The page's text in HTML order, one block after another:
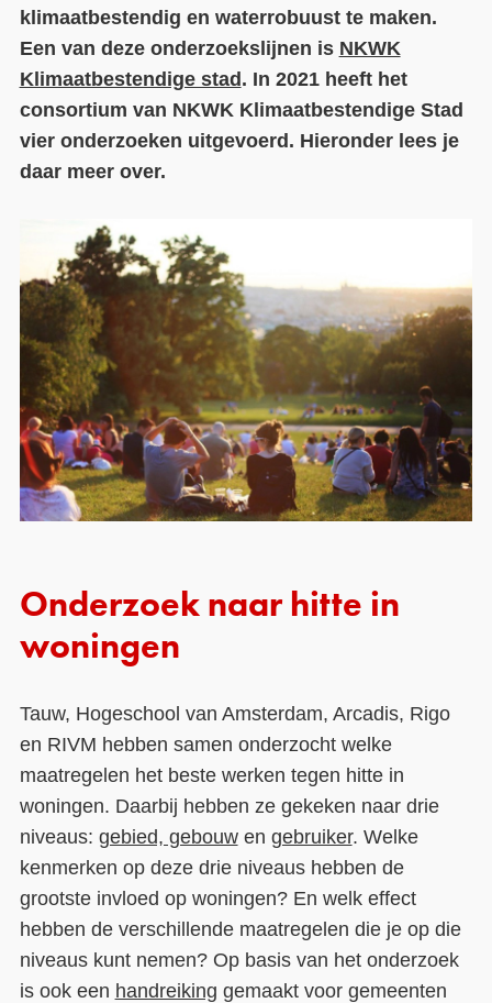
klimaatbestendig en waterrobuust te maken.
Een van deze onderzoekslijnen is NKWK
Klimaatbestendige stad . In 2021 heeft het
consortium van NKWK Klimaatbestendige Stad
vier onderzoeken uitgevoerd. Hieronder lees je
daar meer over.
Onderzoek naar hitte in
woningen
Tauw, Hogeschool van Amsterdam, Arcadis, Rigo
en RIVM hebben samen onderzocht welke
maatregelen het beste werken tegen hitte in
woningen. Daarbij hebben ze gekeken naar drie
niveaus: gebied, gebouwen gebruiker. Welke
kenmerken op deze drie niveaus hebben de
grootste invloed op woningen? En welk effect
hebben de verschillende maatregelen die je op die
niveaus kunt nemen? Op basis van het onderzoek
is ook een handreiking gemaakt voor gemeenten
Weerbaar Dommelland